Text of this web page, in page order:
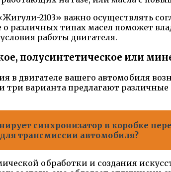
2103» важно осуществлять
различных типах масел поможет
работы двигателя.
полусинтетическое или
в двигателе вашего автомобиля
варианта предлагают
синхронизатор в коробке
трансмиссии автомобиля?
обработки и создания